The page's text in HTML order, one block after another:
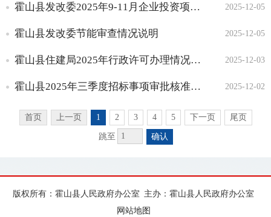
2025-12-05
霍山县发改委2025年9-11月企业投资项目核准情况说明
2025-12-05
霍山县发改委节能审查情况说明
2025-12-03
霍山县住建局2025年行政许可办理情况（二十五）
2025-12-02
霍山县2025年三季度招标事项审批核准结果
首页 上一页 1 2 3 4 5 下一页 尾页
跳至 确认
版权所有：霍山县人民政府办公室 主办：霍山县人民政府办公室
网站地图